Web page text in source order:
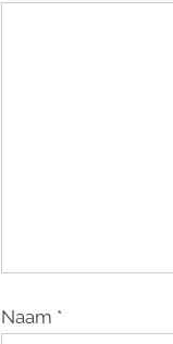
Naam *